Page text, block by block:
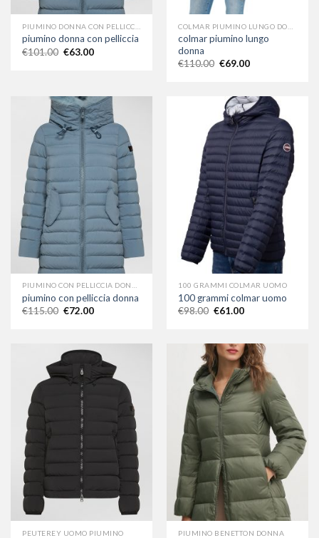
piumino donna con pelliccia
€101.00 €63.00
colmar piumino lungo
donna
€110.00 €69.00
PIUMINO CON PELLICCIA DONNA
piumino con pelliccia donna
€115.00 €72.00
100 GRAMMI COLMAR UOMO
100 grammi colmar uomo
€98.00 €61.00
PEUTEREY UOMO PIUMINO PIUMINO BENETTON DONNA